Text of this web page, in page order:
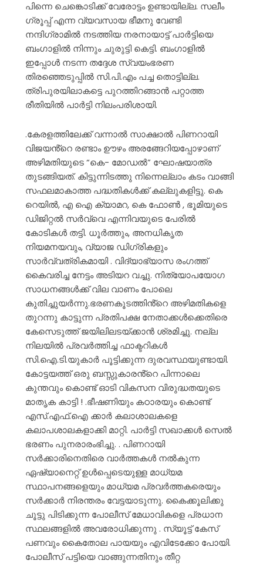
പിന്നെ ചെങ്കൊടിക്ക് വേരോട്ടം ഉണ്ടായില്ല. സലീം
ഗ്രൂപ്പ് എന്ന വ്യവസായ ഭീമനു വേണ്ടി
നന്ദിഗ്രാമിൽ നടത്തിയ നരനായാട്ട് പാർട്ടിയെ
ബംഗാളിൽ നിന്നും ചുരുട്ടി കെട്ടി. ബംഗാളിൽ
ഇപ്പോൾ നടന്ന തദ്ദേശ സ്വയംഭരണ
തിരഞ്ഞെടുപ്പിൽ സി.പി.എം പച്ച തൊട്ടില്ല.
ത്രിപുരയിലാകട്ടെ പുറത്തിറങ്ങാൻ പറ്റാത്ത
രീതിയിൽ പാർട്ടി നിലംപരിശായി.
.കേരളത്തിലേക്ക് വന്നാൽ സാക്ഷാൽ പിണറായി
വിജയൻ്റെ രണ്ടാം ഊഴം അരങ്ങേറിയപ്പോഴാണ്
അഴിമതിയുടെ “കെ- മോഡൽ” ഘോഷയാത്ര
തുടങ്ങിയത്. കിട്ടുന്നിടത്തു നിന്നെല്ലാം കടം വാങ്ങി
സഫലമാകാത്ത പദ്ധതികൾക്ക് കല്ലുകളിട്ടു. കെ
റെയിൽ, എ ഐ ക്യാമറ, കെ ഫോൺ , ഭൂമിയുടെ
ഡിജിറ്റൽ സർവ്വെ എന്നിവയുടെ പേരിൽ
കോടികൾ തട്ടി. ധൂർത്തും, അനധികൃത
നിയമനയവും, വ്യാജ ഡിഗ്രികളും
സാർവ്വത്രികമായി . വിദ്യാഭ്യാസ രംഗത്ത്
കൈവരിച്ച നേട്ടം അടിയറ വച്ചു. നിത്യോപയോഗ
സാധനങ്ങൾക്ക് വില വാണം പോലെ
കുതിച്ചുയർന്നു.ഭരണകൂടത്തിൻ്റെ അഴിമതികളെ
തുറന്നു കാട്ടുന്ന പ്രതിപക്ഷ നേതാക്കൾക്കെതിരെ
കേസെടുത്ത് ജയിലിലടയ്ക്കാൻ ശ്രമിച്ചു. നല്ല
നിലയിൽ പ്രവർത്തിച്ച ഫാക്ടറികൾ
സി.ഐ.ടി.യുകാർ പൂട്ടിക്കുന്ന ദുരവസ്ഥയുണ്ടായി.
കോട്ടയത്ത് ഒരു ബസ്സുകാരൻ്റെ പിന്നാലെ
കുന്തവും കൊണ്ട് ഓടി വികസന വിരുദ്ധതയുടെ
മാതൃക കാട്ടി ! .ഭീഷണിയും കഠാരയും കൊണ്ട്
എസ്.എഫ്.ഐ ക്കാർ കലാശാലകളെ
കലാപശാലകളാക്കി മാറ്റി. പാർട്ടി സഖാക്കൾ സെൽ
ഭരണം പുനരാരംഭിച്ചു. . പിണറായി
സർക്കാരിനെതിരെ വാർത്തകൾ നൽകുന്ന
ഏഷ്യാനെറ്റ് ഉൾപ്പെടെയുള്ള മാധ്യമ
സ്ഥാപനങ്ങളെയും മാധ്യമ പ്രവർത്തകരെയും
സർക്കാർ നിരന്തരം വേട്ടയാടുന്നു. കൈക്കൂലിക്കു
ചൂട്ടു പിടിക്കുന്ന പോലീസ് മേധാവികളെ പ്രധാന
സ്ഥലങ്ങളിൽ അവരോധിക്കുന്നു . സ്യൂട്ട് കേസ്
പണവും കൈതോല പായയും എവിടേക്കോ പോയി.
പോലീസ് പട്ടിയെ വാങ്ങുന്നതിനും തീറ്റ